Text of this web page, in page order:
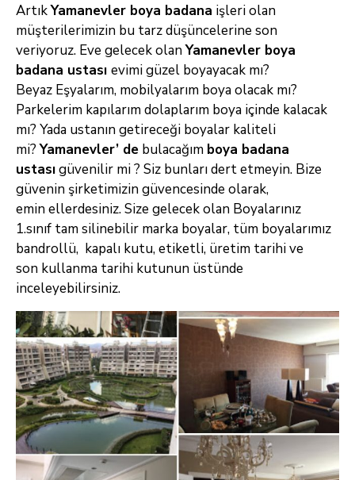
ArtıkYamanevler boya badana işleri olan
müşterilerimizin bu tarz düşüncelerine son
veriyoruz. Eve gelecek olanYamanevler boya
badana ustası evimi güzel boyayacak mı?
Beyaz Eşyalarım, mobilyalarım boya olacak mı?
Parkelerim kapılarım dolaplarım boya içinde kalacak
mı? Yada ustanın getireceği boyalar kaliteli
mi?Yamanevler’ de bulacağım boya badana
ustasıgüvenilir mi ? Siz bunları dert etmeyin. Bize
güvenin şirketimizin güvencesinde olarak,
eminellerdesiniz. Size gelecek olan Boyalarınız
1.sınıf tam silinebilir marka boyalar, tüm boyalarımız
bandrollü, kapalı kutu, etiketli, üretim tarihi ve
son kullanma tarihi kutunun üstünde
inceleyebilirsiniz.